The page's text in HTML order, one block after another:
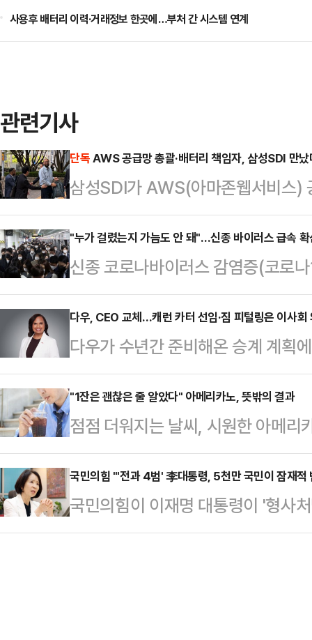
사용후 배터리 이력·거래정보 한곳에…부처 간 시스템 연계
관련기사
단독AWS 공급망 총괄·배터리 책임자, 삼성SDI 만
삼성SDI가 AWS(아마존웹서비스)
데이터센터용 배터리 협력 방안을
라 조달을 총괄하는 핵심 임원진이
삼성SDI 관계자들과 미팅을 가졌
Gruenkemeier) AWS 공급망 및
Padilla) AWS 서버·네트워킹 공
Tyagi) AWS 에너지 저장 전략 담
"누가 걸렸는지 가늠도 안 돼"…신종 바이러스 급속 확
신종 코로나바이러스 감염증(코로
적으로 확산 조짐을 보이고 있다.
오랜 기간 잠복했다가 다시 나타나
불린다.16일 일본 니혼게이자신문
공화국에서 처음 보고된 코로나19
국 이상으로 퍼졌다.지난해 9월부
해 들어 급속도로 확산하고 있다.지
취…
다우, CEO 교체…캐런 카터 선임·짐 피털링은 이사회
다우가 수년간 준비해온 승계 계획
십 체제 전환에 나섰다.다우는 회
월1일부로 집행 이사회 의장으로
카터를 신임 CEO로 선임했다고
성과 조직 안정성을 강화하기 위한
이비스 선임 독립 이사는 "피털링
동안 전략과 조직문화, 장기적 경쟁
객, 임직원,…
"1잔은 괜찮은 줄 알았다" 아메리카노, 뜻밖의 결과
점점 더워지는 날씨, 시원한 아메리
나 시럽을 넣지 않은 아메리카노 한
결과가 나왔다.16일 한국지질·동
2024'에 따르면 국민건강영양조
세 이상 성인의 고콜레스테롤혈증
국민의힘 "'전과 4범' 李대통령, 5천만 국민이 잠재적
국민의힘이 이재명 대통령이 '형사
"'전과 4범' 대통령의 눈에는 5000